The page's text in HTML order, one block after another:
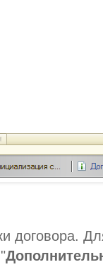
договора.